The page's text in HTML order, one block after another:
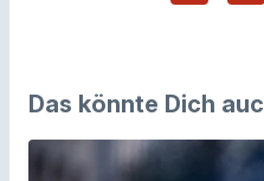
Das könnte Dich